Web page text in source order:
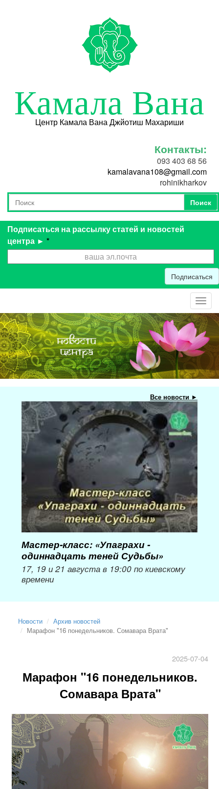
Камала Вана
Центр Камала Вана Джйотиш Махариши
Контакты:
093 403 68 56
kamalavana108@gmail.com
rohinikharkov
Форма поиска
Поиск
Поиск
Подписаться на рассылку статей и новостей
центра ► *
Подписаться
Все новости ►
Мастер-класс: «Упаграхи -
одиннадцать теней Судьбы»
17, 19 и 21 августа в 19:00 по киевскому
времени
Новости
Архив новостей
Марафон "16 понедельников. Сомавара Врата"
2025-07-04
Марафон "16 понедельников.
Сомавара Врата"